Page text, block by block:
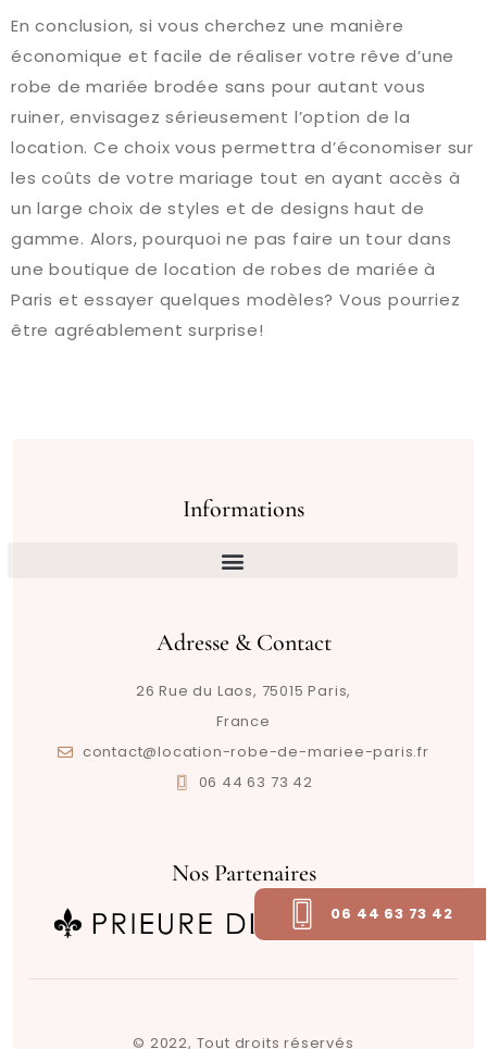
En conclusion, si vous cherchez une manière
économique et facile de réaliser votre rêve d’une
robe de mariée brodée sans pour autant vous
ruiner, envisagez sérieusement l’option de la
location. Ce choix vous permettra d’économiser sur
les coûts de votre mariage tout en ayant accès à
un large choix de styles et de designs haut de
gamme. Alors, pourquoi ne pas faire un tour dans
une boutique de location de robes de mariée à
Paris et essayer quelques modèles? Vous pourriez
être agréablement surprise!
Informations
Adresse & Contact
26 Rue du Laos, 75015 Paris,
France
contact@location-robe-de-mariee-paris.fr
06 44 63 73 42
06 44 63 73 42
Nos Partenaires
© 2022, Tout droits réservés